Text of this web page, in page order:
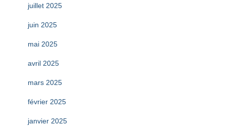
juillet 2025
juin 2025
mai 2025
avril 2025
mars 2025
février 2025
janvier 2025